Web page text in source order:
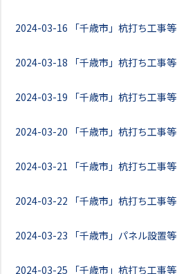
2024-03-16 「千歳市」杭打ち工事等
2024-03-18 「千歳市」杭打ち工事等
2024-03-19 「千歳市」杭打ち工事等
2024-03-20 「千歳市」杭打ち工事等
2024-03-21 「千歳市」杭打ち工事等
2024-03-22 「千歳市」杭打ち工事等
2024-03-23 「千歳市」パネル設置等
2024-03-25 「千歳市」杭打ち工事等